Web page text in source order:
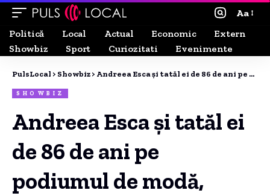
Aa
Politică
Local Actual Economic
Extern
Showbiz
Sport Curiozitati Evenimente
PulsLocal > Showbiz > Andreea Esca și tatăl ei de 86 de ani pe podiumul de modă, defilând în creații semnate de Alexia Eram.
SHOWBIZ
Andreea Esca și tatăl ei
de 86 de ani pe
podiumul de modă,